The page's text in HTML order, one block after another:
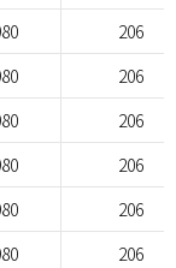
206
206
206
206
206
206